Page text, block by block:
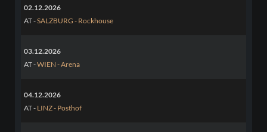
02.12.2026
AT -SALZBURG - Rockhouse
03.12.2026
AT -WIEN - Arena
04.12.2026
AT - LINZ - Posthof